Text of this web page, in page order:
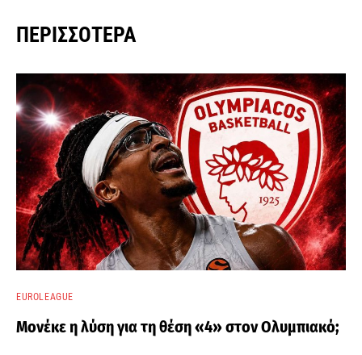
ΠΕΡΙΣΣΌΤΕΡΑ
EUROLEAGUE
Μονέκε η λύση για τη θέση «4» στον Ολυμπιακό;